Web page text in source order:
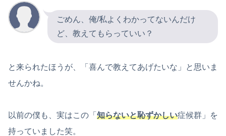
ごめん、俺/私よくわかってないんだけ
ど、教えてもらっていい？
と来られたほうが、「喜んで教えてあげたいな」と思いま
せんかね。
以前の僕も、実はこの「 知らないと恥ずかしい症候群」を
持っていました笑。